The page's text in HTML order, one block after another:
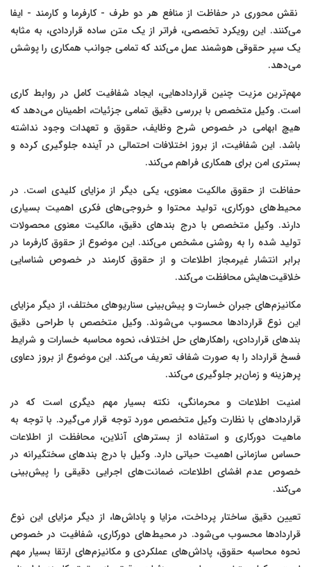
نقش محوری در حفاظت از منافع هر دو طرف - کارفرما و کارمند - ایفا
می‌کنند. این رویکرد تخصصی، فراتر از یک متن ساده قراردادی، به مثابه
یک سپر حقوقی هوشمند عمل می‌کند که تمامی جوانب همکاری را پوشش
می‌دهد.
مهم‌ترین مزیت چنین قراردادهایی، ایجاد شفافیت کامل در روابط کاری
است. وکیل متخصص با بررسی دقیق تمامی جزئیات، اطمینان می‌دهد که
هیچ ابهامی در خصوص شرح وظایف، حقوق و تعهدات وجود نداشته
باشد. این شفافیت، از بروز اختلافات احتمالی در آینده جلوگیری کرده و
بستری امن برای همکاری فراهم می‌کند.
حفاظت از حقوق مالکیت معنوی، یکی دیگر از مزایای کلیدی است. در
محیط‌های دورکاری، تولید محتوا و خروجی‌های فکری اهمیت بسیاری
دارند. وکیل متخصص با درج بندهای دقیق، مالکیت معنوی محصولات
تولید شده را به روشنی مشخص می‌کند. این موضوع از حقوق کارفرما در
برابر انتشار غیرمجاز اطلاعات و از حقوق کارمند در خصوص شناسایی
خلاقیت‌هایش محافظت می‌کند.
مکانیزم‌های جبران خسارت و پیش‌بینی سناریوهای مختلف، از دیگر مزایای
این نوع قراردادها محسوب می‌شوند. وکیل متخصص با طراحی دقیق
بندهای قراردادی، راهکارهای حل اختلاف، نحوه محاسبه خسارات و شرایط
فسخ قرارداد را به صورت شفاف تعریف می‌کند. این موضوع از بروز دعاوی
پرهزینه و زمان‌بر جلوگیری می‌کند.
امنیت اطلاعات و محرمانگی، نکته بسیار مهم دیگری است که در
قراردادهای با نظارت وکیل متخصص مورد توجه قرار می‌گیرد. با توجه به
ماهیت دورکاری و استفاده از بسترهای آنلاین، محافظت از اطلاعات
حساس سازمانی اهمیت حیاتی دارد. وکیل با درج بندهای سختگیرانه در
خصوص عدم افشای اطلاعات، ضمانت‌های اجرایی دقیقی را پیش‌بینی
می‌کند.
تعیین دقیق ساختار پرداخت، مزایا و پاداش‌ها، از دیگر مزایای این نوع
قراردادها محسوب می‌شود. در محیط‌های دورکاری، شفافیت در خصوص
نحوه محاسبه حقوق، پاداش‌های عملکردی و مکانیزم‌های ارتقا بسیار مهم